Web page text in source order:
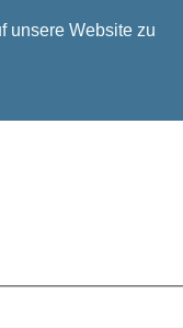
unsere Website zu